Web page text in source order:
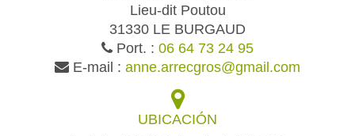
Lieu-dit Poutou
31330 LE BURGAUD
Port. : 06 64 73 24 95
E-mail : anne.arrecgros@gmail.com
UBICACIÓN